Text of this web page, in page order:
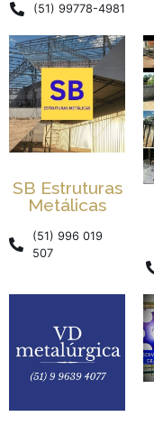
(51) 99778-4981
SB Estruturas
Metálicas
(51) 996 019
507